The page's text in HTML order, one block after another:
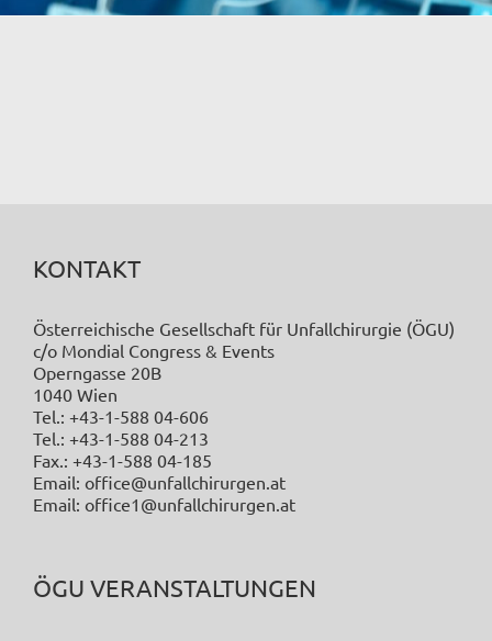
KONTAKT
Österreichische Gesellschaft für Unfallchirurgie (ÖGU)
c/o Mondial Congress & Events
Operngasse 20B
1040 Wien
Tel.: +43-1-588 04-606
Tel.: +43-1-588 04-213
Fax.: +43-1-588 04-185
Email: office@unfallchirurgen.at
Email: office1@unfallchirurgen.at
ÖGU VERANSTALTUNGEN